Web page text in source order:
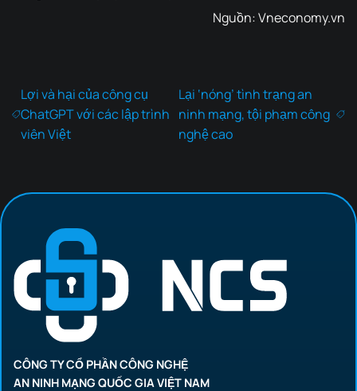
Nguồn:Vneconomy.vn
Lợi và hại của công cụ
ChatGPT với các lập trình
viên Việt
Lại ‘nóng’ tình trạng an
ninh mạng, tội phạm công
nghệ cao
CÔNG TY CỔ PHẦN CÔNG NGHỆ
AN NINH MẠNG QUỐC GIA VIỆT NAM